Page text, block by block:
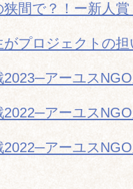
間で？！ー新人
プロジェクトの
2023─アーユス
2022─アーユス
2022─アーユス